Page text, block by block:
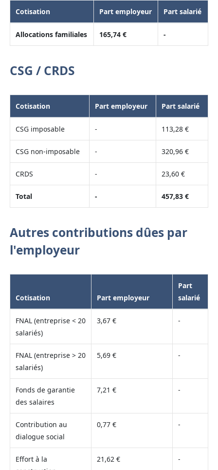
Cotisation Part employeur Part salarié
Allocations familiales 165,74 € -
CSG / CRDS
Cotisation Part employeur Part salarié
CSG imposable - 113,28 €
CSG non-imposable - 320,96 €
CRDS - 23,60 €
Total - 457,83 €
Autres contributions dûes par
l'employeur
Cotisation Part employeur
Part
salarié
FNAL (entreprise < 20
salariés)
3,67 € -
FNAL (entreprise > 20
salariés)
5,69 € -
Fonds de garantie
des salaires
7,21 € -
Contribution au
dialogue social
0,77 € -
Effort à la
21,62 € -